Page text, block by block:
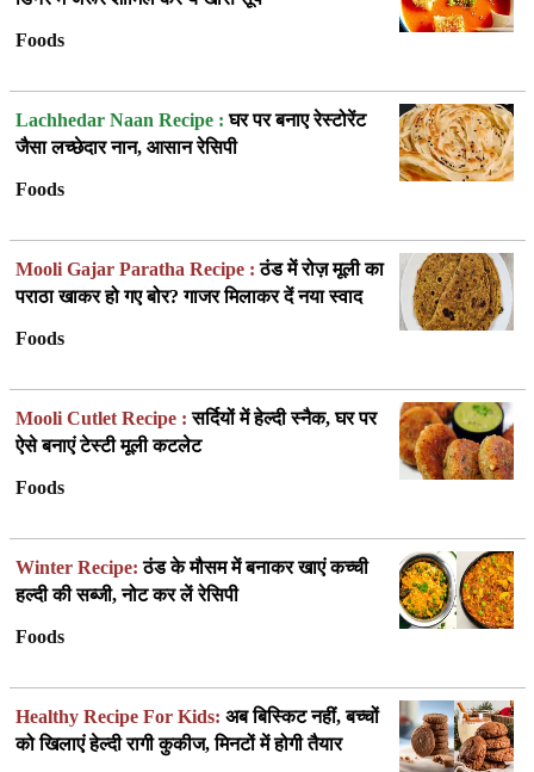
Foods
Lachhedar Naan Recipe : घर पर बनाए रेस्टोरेंट
जैसा लच्छेदार नान, आसान रेसिपी
Foods
Mooli Gajar Paratha Recipe : ठंड में रोज़ मूली का
पराठा खाकर हो गए बोर? गाजर मिलाकर दें नया स्वाद
Foods
Mooli Cutlet Recipe : सर्दियों में हेल्दी स्नैक, घर पर
ऐसे बनाएं टेस्टी मूली कटलेट
Foods
Winter Recipe: ठंड के मौसम में बनाकर खाएं कच्ची
हल्दी की सब्जी, नोट कर लें रेसिपी
Foods
Healthy Recipe For Kids: अब बिस्किट नहीं, बच्चों
को खिलाएं हेल्दी रागी कुकीज, मिनटों में होगी तैयार